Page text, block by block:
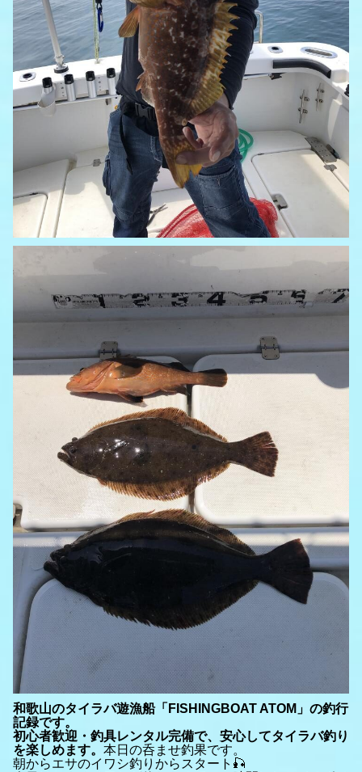
和歌山のタイラバ遊漁船「FISHINGBOAT ATOM」の釣行
記録です。
初心者歓迎・釣具レンタル完備で、安心してタイラバ釣り
を楽しめます。 本日の呑ませ釣果です。
朝からエサのイワシ釣りからスタート🎣